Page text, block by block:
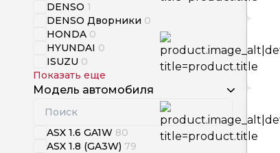
DENSO 1
DENSO Дворники 0
HONDA 0
HYUNDAI 0
ISUZU 0
Показать еще
Модель автомобиля
ASX 1.6 GA1W 80
ASX 1.8 (GA3W) 79